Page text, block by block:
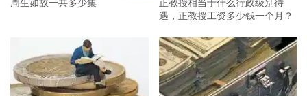
遇，正教授工资多少钱一个月？